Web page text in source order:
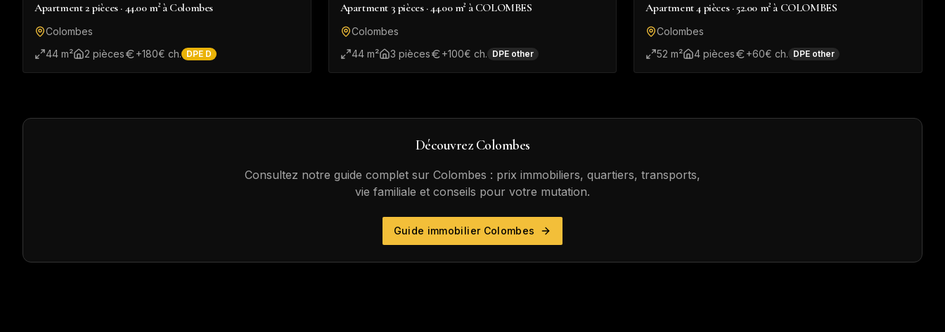
Apartment 2 pièces · 44.00 m² à Colombes
Colombes
44 m² 2 pièces +180€ ch. DPE D
Apartment 3 pièces · 44.00 m² à COLOMBES
Colombes
44m² 3 pièces +100€ ch. DPE other
Apartment 4 pièces · 52.00 m² à COLOMBES
Colombes
52 m² 4 pièces +60€ ch. DPE other
Découvrez Colombes
Consultez notre guide complet sur Colombes : prix immobiliers, quartiers, transports,
vie familiale et conseils pour votre mutation.
Guide immobilier Colombes